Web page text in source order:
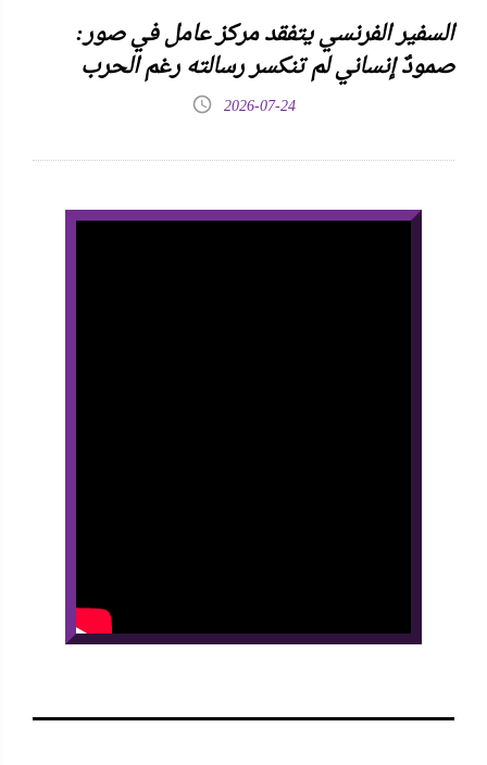
السفير الفرنسي يتفقد مركز عامل في صور:
صمودٌ إنساني لم تنكسر رسالته رغم الحرب
2026-07-24